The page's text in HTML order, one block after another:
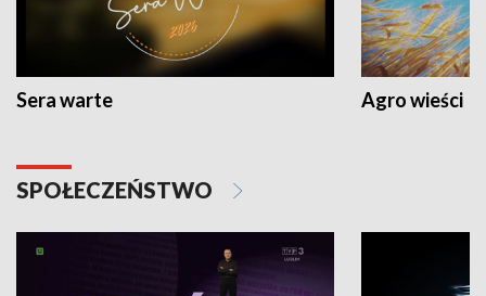
Sera warte Agro wieści
SPOŁECZEŃSTWO